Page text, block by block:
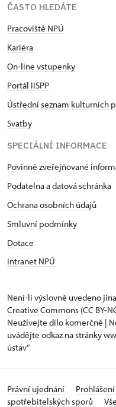
ČASTO HLEDÁTE
Pracoviště NPÚ
Kariéra
On-line vstupenky
Portál IISPP
Ústřední seznam kulturních
Svatby
SPECIÁLNÍ INFORMACE
Povinně zveřejňované
Podatelna a datová schránka
Ochrana osobních údajů
Smluvní podmínky
Dotace
Intranet NPÚ
Není-li výslovně uvedeno
Creative Commons (CC BY-
Neužívejte dílo komerčně |
uvádějte odkaz na stránky
ústav“
Právní ujednání
spotřebitelských sporů